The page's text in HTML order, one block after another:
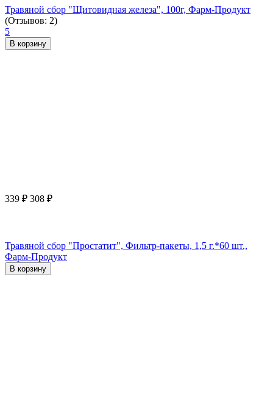
Травяной сбор "Щитовидная железа", 100г, Фарм-Продукт
(Отзывов: 2)
5
В корзину
339 ₽ 308 ₽
Травяной сбор "Простатит", Фильтр-пакеты, 1,5 г.*60 шт.,
Фарм-Продукт
В корзину